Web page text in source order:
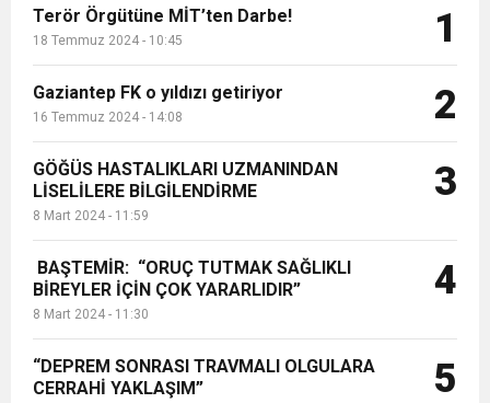
Terör Örgütüne MİT’ten Darbe!
18 Temmuz 2024 - 10:45 1
Gaziantep FK o yıldızı getiriyor
16 Temmuz 2024 - 14:08 2
GÖĞÜS HASTALIKLARI UZMANINDAN
LİSELİLERE BİLGİLENDİRME
8 Mart 2024 - 11:59
3
BAŞTEMİR: “ORUÇ TUTMAK SAĞLIKLI
BİREYLER İÇİN ÇOK YARARLIDIR”
8 Mart 2024 - 11:30
4
“DEPREM SONRASI TRAVMALI OLGULARA
CERRAHİ YAKLAŞIM”
5